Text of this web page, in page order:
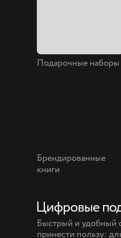
Брендированные
книги
Подарочные наборы
Быстрый и удобный
принести пользу:
Цифровые